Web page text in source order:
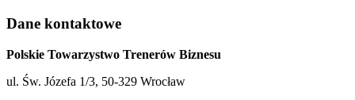
Dane kontaktowe
Polskie Towarzystwo Trenerów Biznesu
ul. Św. Józefa 1/3, 50-329 Wrocław